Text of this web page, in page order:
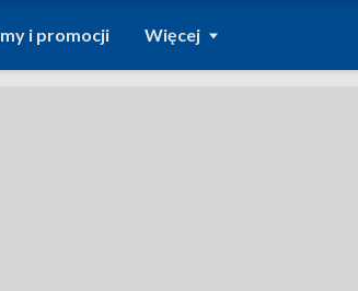
i promocji Więcej